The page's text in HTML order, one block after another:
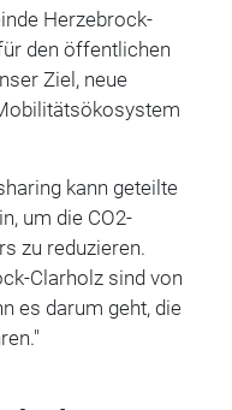
Herzebrock-
den öffentlichen
Ziel, neue
kann geteilte
um die CO2-
zu reduzieren.
Clarholz sind von
es darum geht, die